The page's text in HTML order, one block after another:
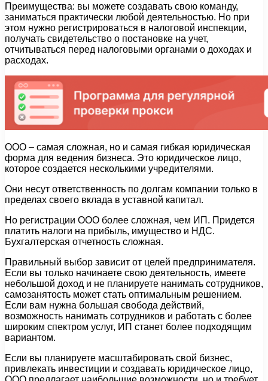
Преимущества: вы можете создавать свою команду,
заниматься практически любой деятельностью. Но при
этом нужно регистрироваться в налоговой инспекции,
получать свидетельство о постановке на учет,
отчитываться перед налоговыми органами о доходах и
расходах.
ООО – самая сложная, но и самая гибкая юридическая
форма для ведения бизнеса. Это юридическое лицо,
которое создается несколькими учредителями.
Они несут ответственность по долгам компании только в
пределах своего вклада в уставной капитал.
Но регистрации ООО более сложная, чем ИП. Придется
платить налоги на прибыль, имущество и НДС.
Бухгалтерская отчетность сложная.
Правильный выбор зависит от целей предпринимателя.
Если вы только начинаете свою деятельность, имеете
небольшой доход и не планируете нанимать сотрудников,
самозанятость может стать оптимальным решением.
Если вам нужна большая свобода действий,
возможность нанимать сотрудников и работать с более
широким спектром услуг, ИП станет более подходящим
вариантом.
Если вы планируете масштабировать свой бизнес,
привлекать инвестиции и создавать юридическое лицо,